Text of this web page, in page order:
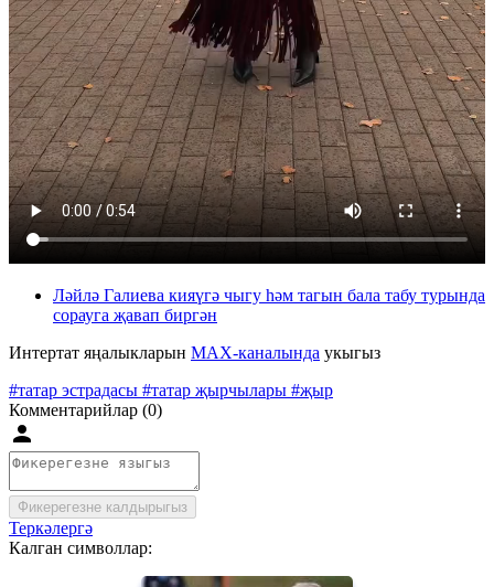
Ләйлә Галиева кияүгә чыгу һәм тагын бала табу турында
сорауга җавап биргән
Интертат яңалыкларын MAX-каналында укыгыз
#татар эстрадасы #татар җырчылары #җыр
Комментарийлар (0)
Фикерегезне калдырыгыз
Теркәлергә
Калган символлар: